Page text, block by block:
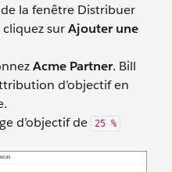
de la fenêtre Distribuer
surAjouter une
Acme Partner. Bill
d’objectif en
d’objectif de
25 %